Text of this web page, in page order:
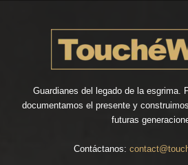
Guardianes del legado de la esgrima.
documentamos el presente y
futuras
Contáctanos: